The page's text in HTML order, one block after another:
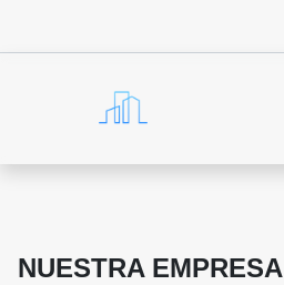
NUESTRA EMPRESA